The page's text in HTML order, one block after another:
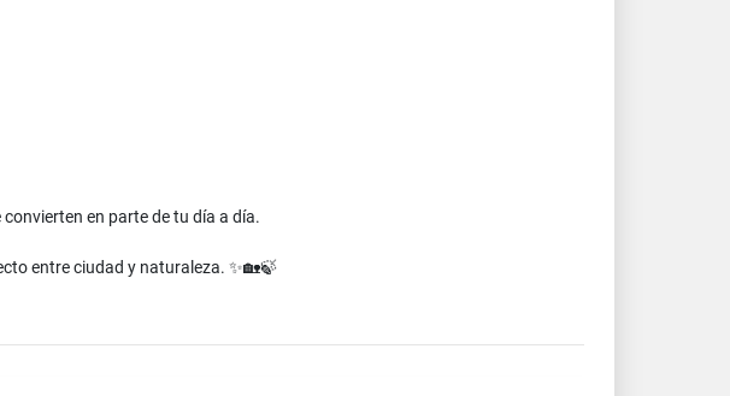
en parte de tu día a día.
entre ciudad y naturaleza. ✨🏡🍃